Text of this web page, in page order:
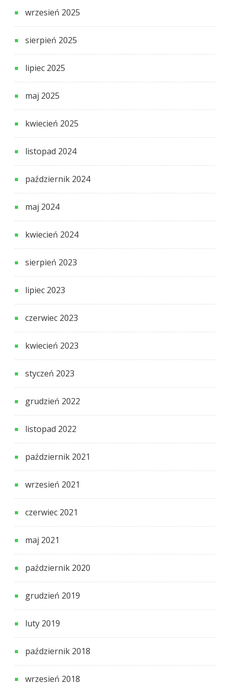
wrzesień 2025
sierpień 2025
lipiec 2025
maj 2025
kwiecień 2025
listopad 2024
październik 2024
maj 2024
kwiecień 2024
sierpień 2023
lipiec 2023
czerwiec 2023
kwiecień 2023
styczeń 2023
grudzień 2022
listopad 2022
październik 2021
wrzesień 2021
czerwiec 2021
maj 2021
październik 2020
grudzień 2019
luty 2019
październik 2018
wrzesień 2018